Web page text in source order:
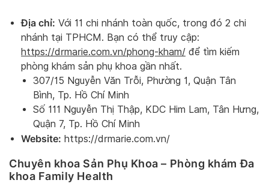
Địa chỉ: Với 11 chi nhánh toàn quốc, trong đó 2 chi
nhánh tại TPHCM. Bạn có thể truy cập:
https://drmarie.com.vn/phong-kham/ để tìm kiếm
phòng khám sản phụ khoa gần nhất.
307/15 Nguyễn Văn Trỗi, Phường 1, Quận Tân
Bình, Tp. Hồ Chí Minh
Số 111 Nguyễn Thị Thập, KDC Him Lam, Tân Hưng,
Quận 7, Tp. Hồ Chí Minh
Website: https://drmarie.com.vn/
Chuyên khoa Sản Phụ Khoa – Phòng khám Đa
khoa Family Health